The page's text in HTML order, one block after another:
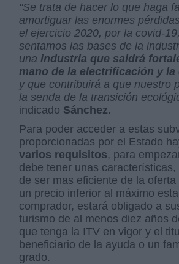
"Se trata de hacer lo que haga
amortiguar las enormes
el ejercicio 2020, por la covid-
sentamos las bases de la
una industria que saldrá
mano de la electrificación y
y que contribuirá a que nuestro
la senda de la transición
indicado Sánchez.
Para poder acceder a estas
proporcionadas por el Estado
varios requisitos, para
debe tener unas
de ser mas eficiente de la
un precio inferior al máximo
comprador, estará obligado a
turismo de al menos diez años
que tenga la ITV en vigor y el
beneficiario de la ayuda o un
grado.